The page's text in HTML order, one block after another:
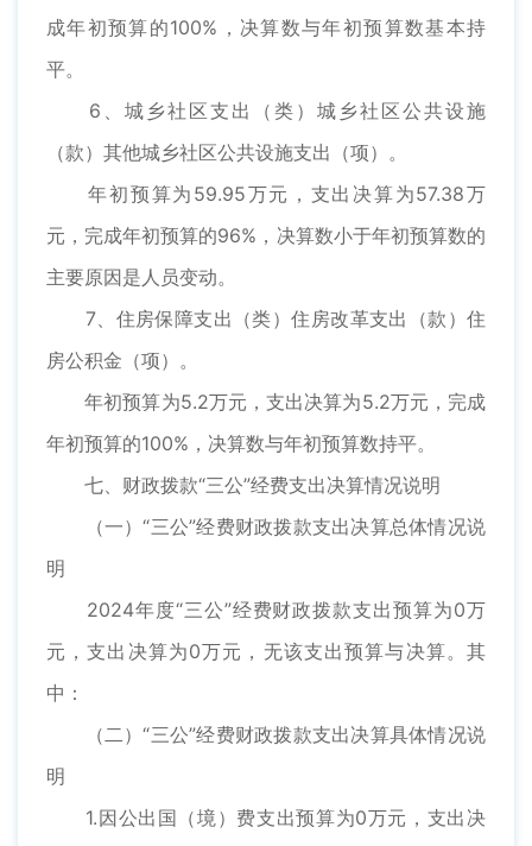
成年初预算的100%，决算数与年初预算数基本持
平。
6、城乡社区支出（类）城乡社区公共设施
（款）其他城乡社区公共设施支出（项）。
年初预算为59.95万元，支出决算为57.38万
元，完成年初预算的96%，决算数小于年初预算数的
主要原因是人员变动。
7、住房保障支出（类）住房改革支出（款）住
房公积金（项）。
年初预算为5.2万元，支出决算为5.2万元，完成
年初预算的100%，决算数与年初预算数持平。
七、财政拨款“三公”经费支出决算情况说明
（一）“三公”经费财政拨款支出决算总体情况说
明
2024年度“三公”经费财政拨款支出预算为0万
元，支出决算为0万元，无该支出预算与决算。其
中：
（二）“三公”经费财政拨款支出决算具体情况说
明
1.因公出国（境）费支出预算为0万元，支出决